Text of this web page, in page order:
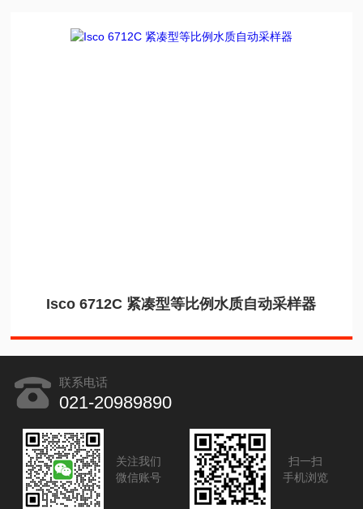
Isco 6712C 紧凑型等比例水质自动采样器
联系电话
021-20989890
关注我们
微信账号
扫一扫
手机浏览